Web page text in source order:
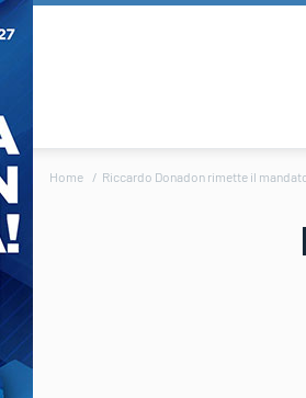
Home Riccardo Donadon rimette il